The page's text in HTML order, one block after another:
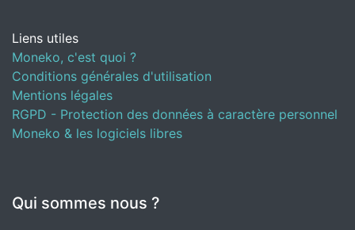
Liens utiles
Moneko, c'est quoi ?
Conditions générales d'utilisation
Mentions légales
RGPD - Protection des données à caractère personnel
Moneko & les logiciels libres
Qui sommes nous ?